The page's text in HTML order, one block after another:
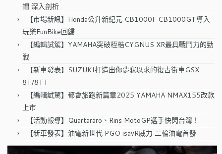
帽 深入剖析
【市場新訊】Honda公升新紀元 CB1000F CB1000GT導入
玩樂FunBike回歸
【編輯試駕】YAMAHA突破桎梏CYGNUS XR最具戰鬥力的勁
戰
【新車發表】SUZUKI打造出你夢寐以求的復古街車GSX
8T/8TT
【編輯試駕】都會旅跑新篇章2025 YAMAHA NMAX155改款
上市
【活動報導】Quartararo、Rins MotoGP選手快閃台灣！
【新車發表】油電新世代 PGO isavR威力 二輪油電首發